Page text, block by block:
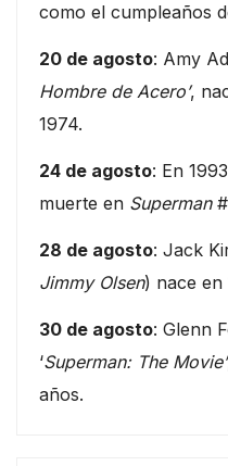
como el cumpleaños
20 de agosto: Amy
Hombre de Acero’,
1974.
24 de agosto: En
muerte en Superman
28 de agosto: Jack
Jimmy Olsen) nace en
30 de agosto: Glenn
‘Superman: The Movie’
años.